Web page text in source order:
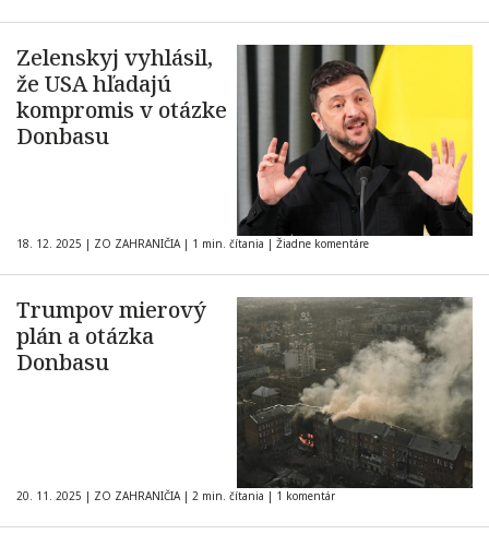
Zelenskyj vyhlásil,
že USA hľadajú
kompromis v otázke
Donbasu
18. 12. 2025 | ZO ZAHRANIČIA | 1 min. čítania | Žiadne komentáre
Trumpov mierový
plán a otázka
Donbasu
20. 11. 2025 | ZO ZAHRANIČIA | 2 min. čítania | 1 komentár